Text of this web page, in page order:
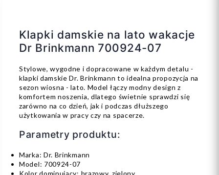
Klapki damskie na lato wakacje
Dr Brinkmann 700924-07
Stylowe, wygodne i dopracowane w każdym detalu -
klapki damskie Dr. Brinkmann to idealna propozycja na
sezon wiosna - lato. Model łączy modny design z
komfortem noszenia, dlatego świetnie sprawdzi się
zarówno na co dzień, jak i podczas dłuższego
użytkowania w pracy czy na spacerze.
Parametry produktu:
Marka: Dr. Brinkmann
Model: 700924-07
Kolor dominujący: brązowy, zielony